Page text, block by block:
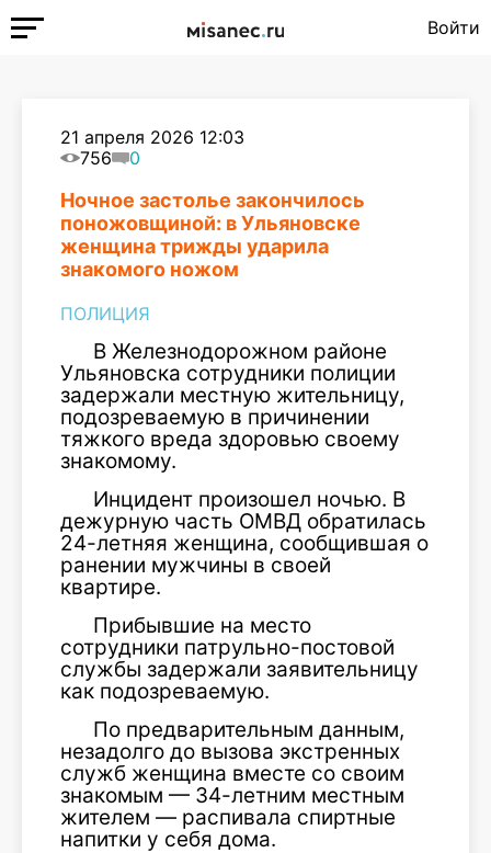
Войти
21 апреля 2026 12:03
756
0
Ночное застолье закончилось
поножовщиной: в Ульяновске
женщина трижды ударила
знакомого ножом
ПОЛИЦИЯ
В Железнодорожном районе
Ульяновска сотрудники полиции
задержали местную жительницу,
подозреваемую в причинении
тяжкого вреда здоровью своему
знакомому.
Инцидент произошел ночью. В
дежурную часть ОМВД обратилась
24-летняя женщина, сообщившая о
ранении мужчины в своей
квартире.
Прибывшие на место
сотрудники патрульно-постовой
службы задержали заявительницу
как подозреваемую.
По предварительным данным,
незадолго до вызова экстренных
служб женщина вместе со своим
знакомым — 34-летним местным
жителем — распивала спиртные
напитки у себя дома.